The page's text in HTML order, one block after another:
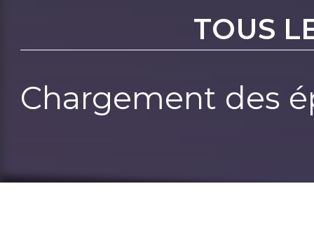
TOUS
Chargement des